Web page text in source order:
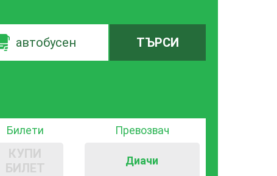
автобусен ТЪРСИ
Билети
КУПИ
БИЛЕТ
Превозвач
Диачи